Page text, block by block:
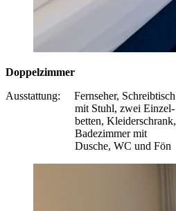
Doppelzimmer
Ausstattung: Fernseher, Schreibtisch
mit Stuhl, zwei Einzel-
betten, Kleiderschrank,
Badezimmer mit
Dusche, WC und Fön